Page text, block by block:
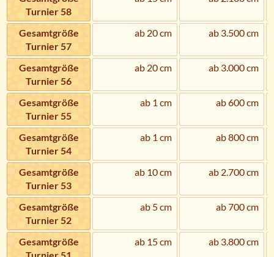
Turnier 58
Gesamtgröße
Turnier 57
ab 20 cm ab 3.500 cm
Gesamtgröße
Turnier 56
ab 20 cm ab 3.000 cm
Gesamtgröße
Turnier 55
ab 1 cm ab 600 cm
Gesamtgröße
Turnier 54
ab 1 cm ab 800 cm
Gesamtgröße
Turnier 53
ab 10 cm ab 2.700 cm
Gesamtgröße
Turnier 52
ab 5 cm ab 700 cm
Gesamtgröße
ab 15 cm ab 3.800 cm